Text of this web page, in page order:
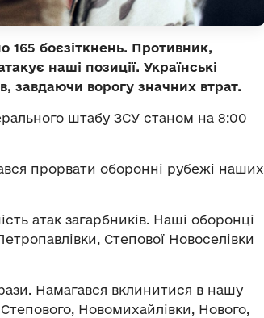
165 боєзіткнень. Противник,
наші позиції. Українські
завдаючи ворогу значних втрат.
штабу ЗСУ станом на 8:00
прорвати оборонні рубежі наших
атак загарбників. Наші оборонці
Степової Новоселівки
Намагався вклинитися в нашу
Новомихайлівки, Нового,